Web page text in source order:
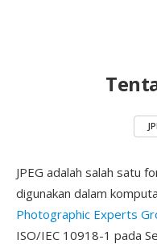
JPEG adalah salah satu
digunakan dalam
Photographic Experts
ISO/IEC 10918-1 pada